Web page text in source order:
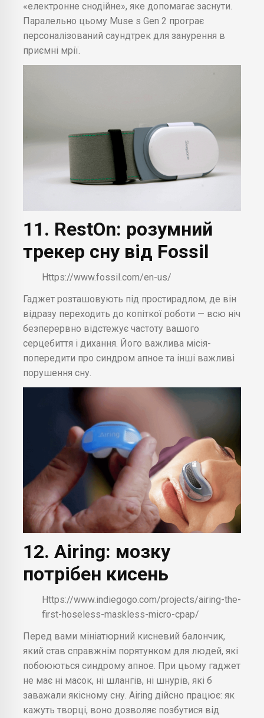
«електронне снодійне», яке допомагає заснути.
Паралельно цьому Muse s Gen 2 програє
персоналізований саундтрек для занурення в
приємні мрії.
11. RestOn: розумний
трекер сну від Fossil
Https://www.fossil.com/en-us/
Гаджет розташовують під простирадлом, де він
відразу переходить до копіткої роботи — всю ніч
безперервно відстежує частоту вашого
серцебиття і дихання. Його важлива місія-
попередити про синдром апное та інші важливі
порушення сну.
12. Airing: мозку
потрібен кисень
Https://www.indiegogo.com/projects/airing-the-
first-hoseless-maskless-micro-cpap/
Перед вами мініатюрний кисневий балончик,
який став справжнім порятунком для людей, які
побоюються синдрому апное. При цьому гаджет
не має ні масок, ні шлангів, ні шнурів, які б
заважали якісному сну. Airing дійсно працює: як
кажуть творці, воно дозволяє позбутися від